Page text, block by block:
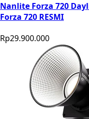
Nanlite Forza 720
Forza 720 RESMI
Rp29.900.000